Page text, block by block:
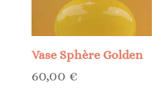
Vase Sphère Golden
60,00 €